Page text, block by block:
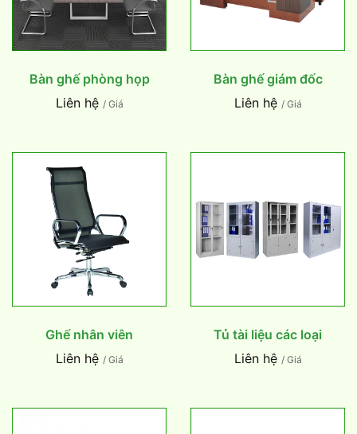
Bàn ghế phòng họp
Liên hệ / Giá
Bàn ghế giám đốc
Liên hệ / Giá
Ghế nhân viên
Liên hệ / Giá
Tủ tài liệu các loại
Liên hệ / Giá